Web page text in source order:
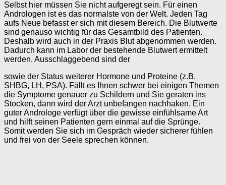
Selbst hier müssen Sie nicht aufgeregt sein. Für einen
Andrologen ist es das normalste von der Welt. Jeden Tag
aufs Neue befasst er sich mit diesem Bereich. Die Blutwerte
sind genauso wichtig für das Gesamtbild des Patienten.
Deshalb wird auch in der Praxis Blut abgenommen werden.
Dadurch kann im Labor der bestehende Blutwert ermittelt
werden. Ausschlaggebend sind der
sowie der Status weiterer Hormone und Proteine (z.B.
SHBG, LH, PSA). Fällt es Ihnen schwer bei einigen Themen
die Symptome genauer zu Schildern und Sie geraten ins
Stocken, dann wird der Arzt unbefangen nachhaken. Ein
guter Androloge verfügt über die gewisse einfühlsame Art
und hilft seinen Patienten gern einmal auf die Sprünge.
Somit werden Sie sich im Gespräch wieder sicherer fühlen
und frei von der Seele sprechen können.